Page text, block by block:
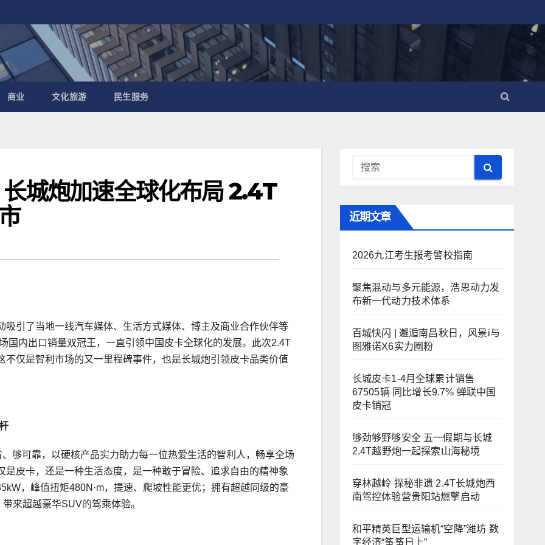
商业 文化旅游 民生服务
城炮加速全球化布局 2.4T
引了当地一线汽车媒体、生活方式媒体、博主及商业合作伙伴等
国内出口销量双冠王，一直引领中国皮卡全球化的发展。此次2.4T
仅是智利市场的又一里程碑事件，也是长城炮引领皮卡品类价值
够可靠，以硬核产品实力助力每一位热爱生活的智利人，畅享全场
皮卡，还是一种生活态度，是一种敢于冒险、追求自由的精神象
，峰值扭矩480N·m，提速、爬坡性能更优；拥有超越同级的豪
来超越豪华SUV的驾乘体验。
近期文章
2026九江考生报考警校指南
聚焦混动与多元能源，浩思动力发
布新一代动力技术体系
百城快闪 | 邂逅南昌秋日，风景i与
图雅诺X6实力圈粉
长城皮卡1-4月全球累计销售
67505辆 同比增长9.7% 蝉联中国
皮卡销冠
够劲够野够安全 五一假期与长城
2.4T越野炮一起探索山海秘境
穿林越岭 探秘非遗 2.4T长城炮西
南驾控体验营贵阳站燃擎启动
和平精英巨型运输机“空降”潍坊 数
字经济“筝筝日上”